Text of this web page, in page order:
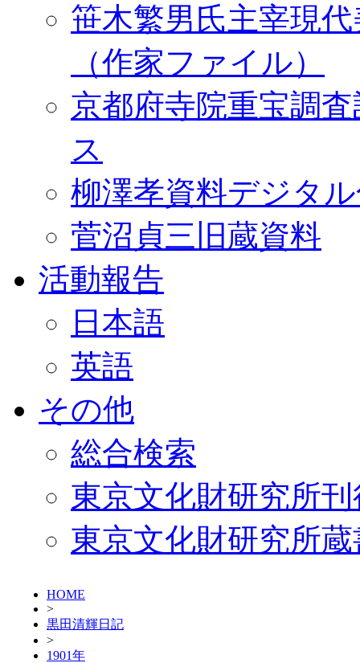
笹木繁男氏主宰現
（作家ファイル）
京都府寺院重宝調
ス
柳澤孝資料デジタ
菅沼貞三旧蔵資料
活動報告
日本語
英語
その他
総合検索
東京文化財研究所
東京文化財研究所
HOME
>
黒田清輝日記
>
1901年